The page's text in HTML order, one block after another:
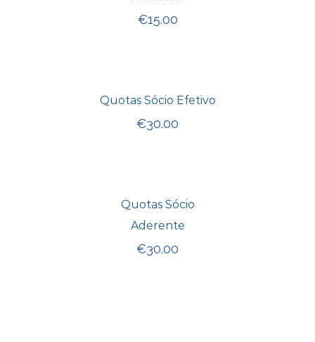
€15.00
Quotas Sócio Efetivo
€30.00
Quotas Sócio
Aderente
€30.00